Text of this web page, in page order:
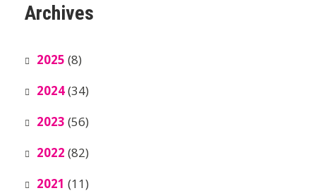
Archives
2025 (8)
2024(34)
2023 (56)
2022 (82)
2021 (11)